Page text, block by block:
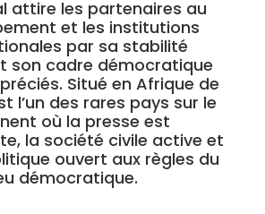
attire les partenaires au
et les institutions
par sa stabilité
son cadre démocratique
Situé en Afrique de
l’un des rares pays sur le
où la presse est
la société civile active et
ouvert aux règles du
démocratique.